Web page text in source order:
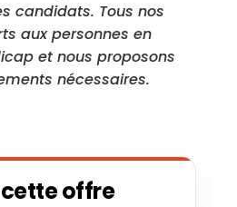
candidats. Tous nos
aux personnes en
et nous proposons
nécessaires.
offre